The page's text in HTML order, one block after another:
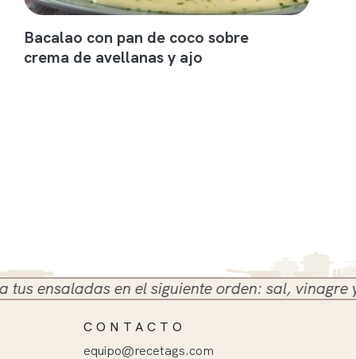
Bacalao con pan de coco sobre
crema de avellanas y ajo
en el siguiente orden: sal, vinagre y
CONTACTO
equipo@recetags.com